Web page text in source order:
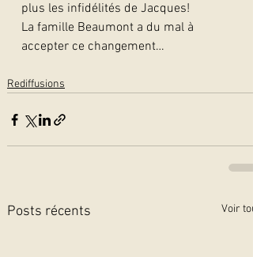
plus les infidélités de Jacques!
La famille Beaumont a du mal à
accepter ce changement…
Rediffusions
Posts récents Voir tout